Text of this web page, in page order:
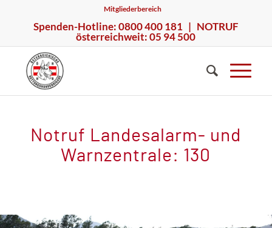
Mitgliederbereich
Spenden-Hotline: 0800 400 181 | NOTRUF
österreichweit: 05 94 500
Notruf Landesalarm- und
Warnzentrale: 130